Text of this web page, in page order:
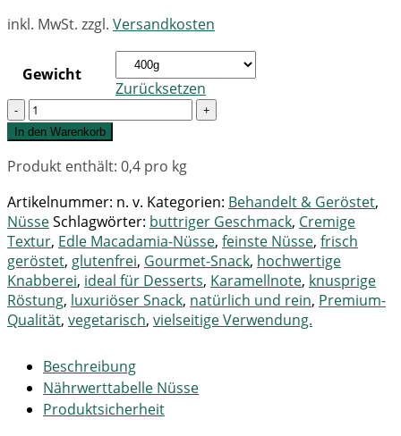
inkl. MwSt. zzgl. Versandkosten
Gewicht
Zurücksetzen
Quantity
In den Warenkorb
Produkt enthält: 0,4 pro kg
Artikelnummer: n. v. Kategorien: Behandelt & Geröstet,
NüsseSchlagwörter: buttriger Geschmack, Cremige
Textur, Edle Macadamia-Nüsse, feinste Nüsse, frisch
geröstet, glutenfrei, Gourmet-Snack, hochwertige
Knabberei, ideal für Desserts, Karamellnote, knusprige
Röstung, luxuriöser Snack, natürlich und rein, Premium-
Qualität, vegetarisch, vielseitige Verwendung.
Beschreibung
Nährwerttabelle Nüsse
Produktsicherheit